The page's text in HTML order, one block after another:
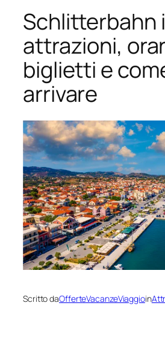
Schlitterbahn
attrazioni,
biglietti e
arrivare
Scritto daOfferteVacanzeViaggioin